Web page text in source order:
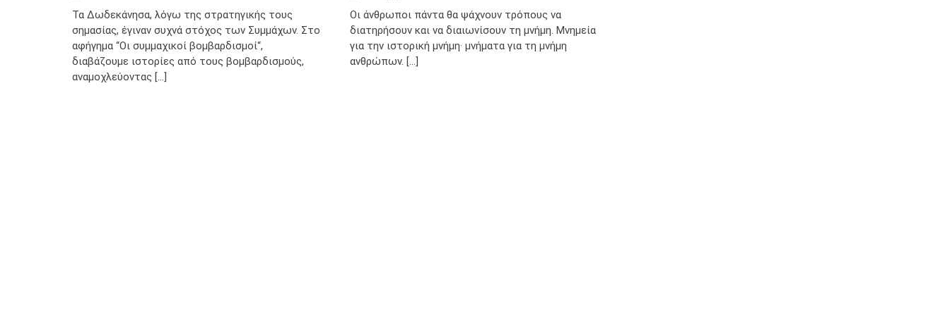
Τα Δωδεκάνησα, λόγω της στρατηγικής τους
σημασίας, έγιναν συχνά στόχος των Συμμάχων. Στο
αφήγημα “Οι συμμαχικοί βομβαρδισμοί“,
διαβάζουμε ιστορίες από τους βομβαρδισμούς,
αναμοχλεύοντας [...]
Οι άνθρωποι πάντα θα ψάχνουν τρόπους να
διατηρήσουν και να διαιωνίσουν τη μνήμη. Μνημεία
για την ιστορική μνήμη· μνήματα για τη μνήμη
ανθρώπων. [...]